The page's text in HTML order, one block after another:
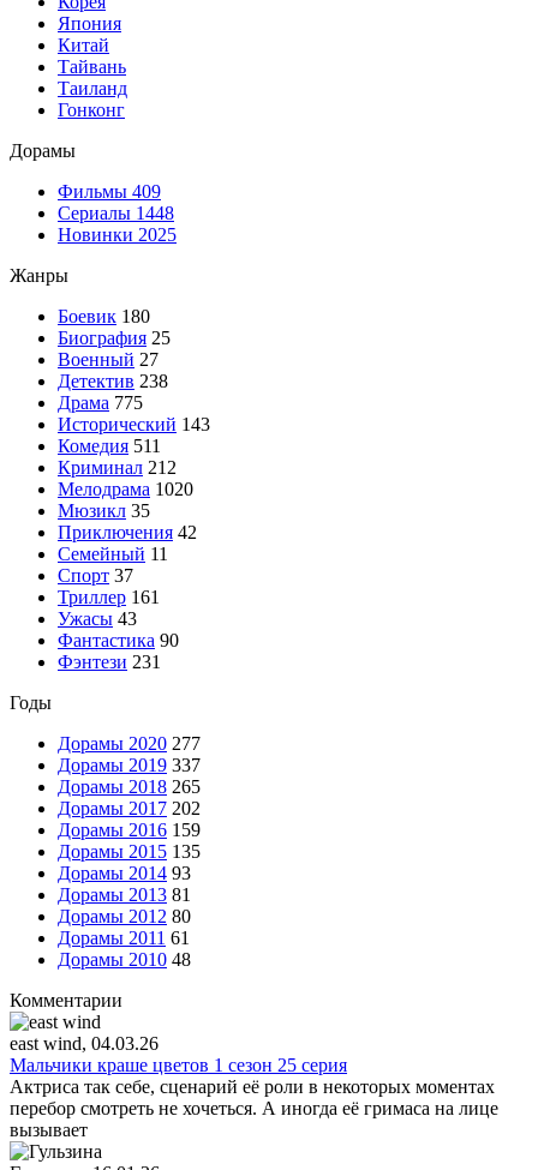
Япония
Китай
Тайвань
Таиланд
Гонконг
Дорамы
Фильмы 409
Сериалы 1448
Новинки 2025
Жанры
Боевик 180
Биография 25
Военный 27
Детектив 238
Драма 775
Исторический 143
Комедия 511
Криминал 212
Мелодрама 1020
Мюзикл 35
Приключения 42
Семейный 11
Спорт 37
Триллер 161
Ужасы 43
Фантастика 90
Фэнтези 231
Годы
Дорамы 2020 277
Дорамы 2019 337
Дорамы 2018 265
Дорамы 2017 202
Дорамы 2016 159
Дорамы 2015 135
Дорамы 2014 93
Дорамы 2013 81
Дорамы 2012 80
Дорамы 2011 61
Дорамы 2010 48
Комментарии
east wind, 04.03.26
Мальчики краше цветов 1 сезон 25 серия
Актриса так себе, сценарий её роли в некоторых моментах
перебор смотреть не хочеться. А иногда её гримаса на лице
вызывает